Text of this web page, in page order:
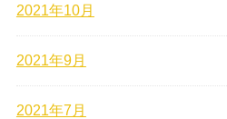
2021年10月
2021年9月
2021年7月